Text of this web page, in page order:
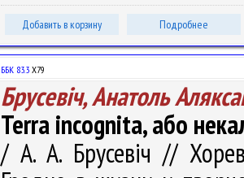
Добавить в корзину Подробнее
ББК 83.3 Х79
Брусевіч, Анатоль
Terra incognita, або
/ А. А. Брусевіч //